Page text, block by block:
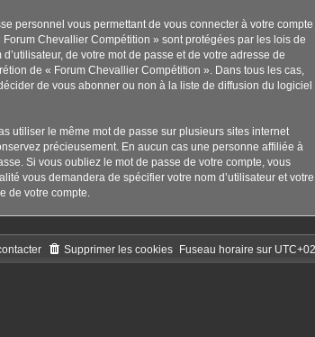
personnel vous permettant de vous connecter à votre compte
Chevallier Compétition » sont protégées par les lois de
de votre mot de passe et de votre adresse de
de « Forum Chevallier Compétition ». Dans tous les cas,
de vous abonner ou non à la liste de diffusion du logiciel
utiliser le même mot de passe sur plusieurs sites internet
précieusement. En aucun cas une personne affiliée à
Si vous oubliez le mot de passe de votre compte, vous
vous demandera de spécifier votre nom d’utilisateur et votre
de votre compte.
Fuseau horaire sur
Supprimer les cookies